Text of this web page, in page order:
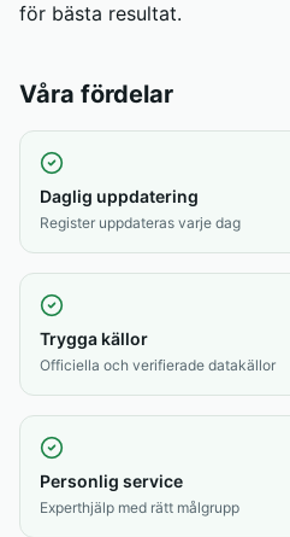
för bästa resultat.
Våra fördelar
Daglig uppdatering
Register uppdateras varje dag
Trygga källor
Officiella och verifierade datakällor
Personlig service
Experthjälp med rätt målgrupp